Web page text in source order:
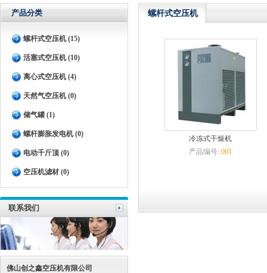
产品分类
螺杆式空压机 (15)
活塞式空压机 (10)
离心式空压机 (4)
天然气空压机 (0)
储气罐 (1)
螺杆膨胀发电机 (0)
电动千斤顶 (0)
空压机滤材 (0)
联系我们
佛山创之鑫空压机有限公司
螺杆式空压机
冷冻式干燥机
产品编号: 001